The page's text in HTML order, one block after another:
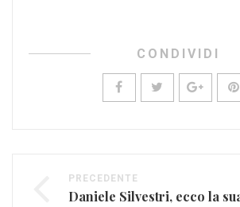
CONDIVIDI
PRECEDENTE